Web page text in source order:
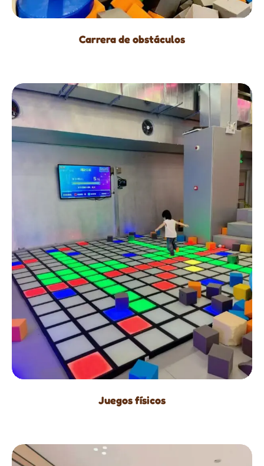
Carrera de obstáculos
Juegos físicos